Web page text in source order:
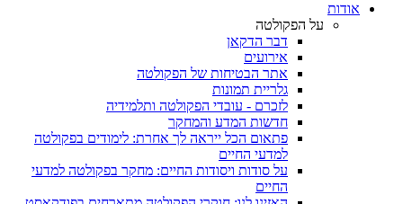
אודות
על הפקולטה
דבר הדקאן
אירועים
אתר הבטיחות של הפקולטה
גלריית תמונות
לזכרם - עובדי הפקולטה ותלמידיה
חדשות המדע והמחקר
פתאום הכל ייראה לך אחרת: לימודים בפקולטה
למדעי החיים
על סודות ויסודות החיים: מחקר בפקולטה למדעי
החיים